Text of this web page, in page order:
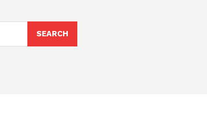
SEARCH